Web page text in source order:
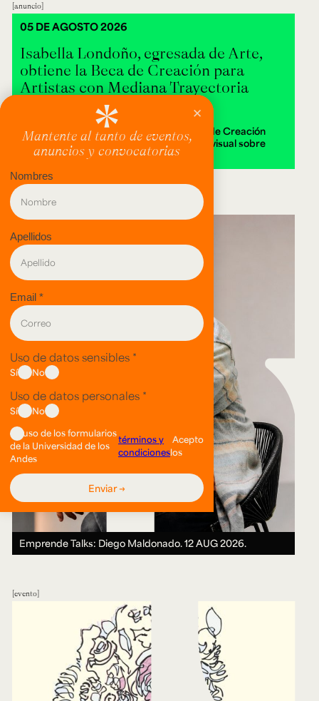
anuncio
Isabella Londoño, egresada de Arte,
obtiene la Beca de Creación para
Artistas con Mediana Trayectoria
Alejandra Isabella Londoño ganó la Beca de Creación
2026 con Destierra, una instalación audiovisual sobre
memoria y territorio.
05 DE AGOSTO 2026
evento
Emprende Talks: Diego Maldonado.12 AUG 2026.
evento